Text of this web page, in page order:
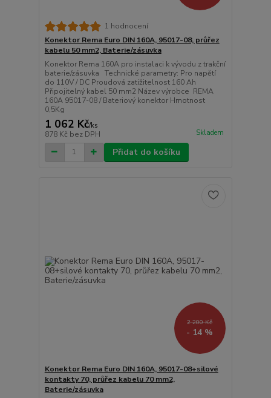
1 hodnocení
Konektor Rema Euro DIN 160A, 95017-08, průřez
kabelu 50 mm2, Baterie/zásuvka
Konektor Rema 160A pro instalaci k vývodu z trakční
baterie/zásuvka Technické parametry: Pro napětí
do 110V / DC Proudová zatižitelnost 160 Ah
Připojitelný kabel 50 mm2 Název výrobce REMA
160A 95017-08 / Bateriový konektor Hmotnost
0,5Kg
1 062 Kč/ks
878 Kč bez DPH Skladem
Přidat do košíku
2 200 Kč
- 14 %
Konektor Rema Euro DIN 160A, 95017-08+silové
kontakty 70, průřez kabelu 70 mm2,
Baterie/zásuvka